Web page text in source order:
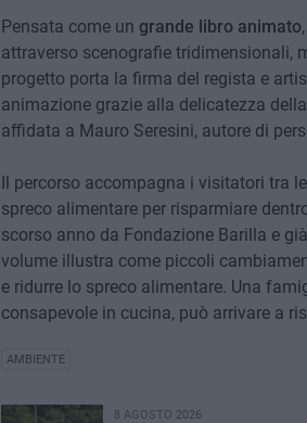
Pensata come un grande libro animato
attraverso scenografie tridimensionali,
progetto porta la firma del regista e
animazione grazie alla delicatezza
affidata a Mauro Seresini, autore di
Il percorso accompagna i visitatori tra
spreco alimentare per risparmiare
scorso anno da Fondazione Barilla e
volume illustra come piccoli
e ridurre lo spreco alimentare. Una
consapevole in cucina, può arrivare a
AMBIENTE
8 AGOSTO 2026